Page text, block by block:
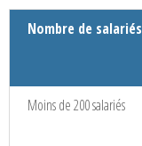
Nombre de salariés
Moins de 200 salariés